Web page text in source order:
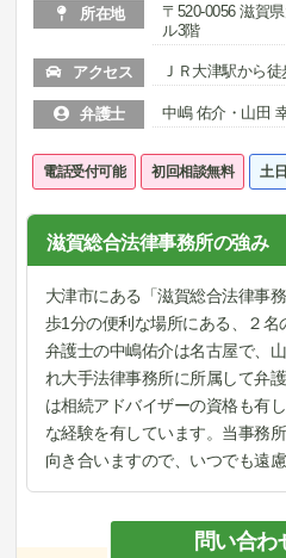
所在地
〒520-0056 滋賀
ル3階
アクセス ＪＲ大津駅から徒
弁護士 中嶋 佑介・山田
電話受付可能 初回相談無料 土
滋賀総合法律事務所の強み
大津市にある「滋賀総合法律事
歩1分の便利な場所にある、２名
弁護士の中嶋佑介は名古屋で、
れ大手法律事務所に所属して弁
は相続アドバイザーの資格も有
な経験を有しています。当事務
向き合いますので、いつでも遠
問い合わ